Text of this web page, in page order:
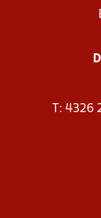
T: